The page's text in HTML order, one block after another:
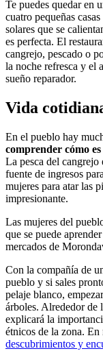
Te puedes quedar en
cuatro pequeñas
solares que se
es perfecta. El
cangrejo, pescado o
la noche refresca y el
sueño reparador.
Vida
En el pueblo hay
comprender cómo
La pesca del cangrejo
fuente de ingresos
mujeres para atar las
impresionante.
Las mujeres del
que se puede
mercados de
Con la compañía de
pueblo y si sales
pelaje blanco,
árboles. Alrededor de
explicará la
étnicos de la zona.
descubrimientos y